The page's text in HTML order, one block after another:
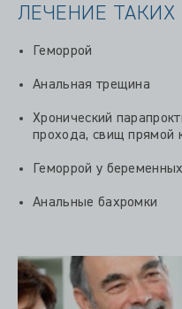
ЛЕЧЕНИЕ
Геморрой
Анальная трещина
Хронический
прохода, свищ прямой
Геморрой у
Анальные бахромки